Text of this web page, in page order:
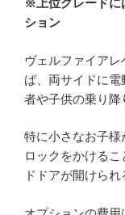
※上位グレードに
ション
ヴェルファイア
ば、両サイドに
者や子供の乗り降
特に小さなお子様
ロックをかける
ドドアが開けら